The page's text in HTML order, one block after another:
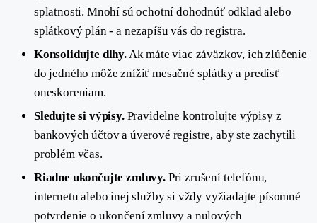
splatnosti. Mnohí sú ochotní dohodnúť odklad alebo
splátkový plán - a nezapíšu vás do registra.
Konsolidujte dlhy.Ak máte viac záväzkov, ich zlúčenie
do jedného môže znížiť mesačné splátky a predísť
oneskoreniam.
Sledujte si výpisy.Pravidelne kontrolujte výpisy z
bankových účtov a úverové registre, aby ste zachytili
problém včas.
Riadne ukončujte zmluvy.Pri zrušení telefónu,
internetu alebo inej služby si vždy vyžiadajte písomné
potvrdenie o ukončení zmluvy a nulových